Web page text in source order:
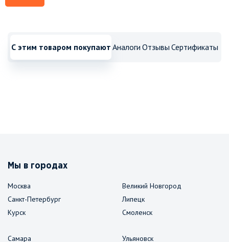
С этим товаром покупают Аналоги Отзывы Сертификаты
Мы в городах
Москва
Санкт-Петербург
Курск
Великий Новгород
Липецк
Смоленск
Самара
Ульяновск